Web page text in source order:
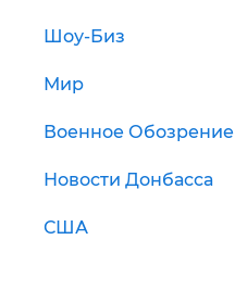
Шоу-Биз
Мир
Военное Обозрение
Новости Донбасса
США